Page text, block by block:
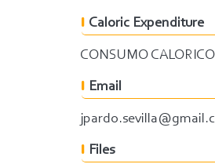
Caloric Expenditure
CONSUMO
Email
Files